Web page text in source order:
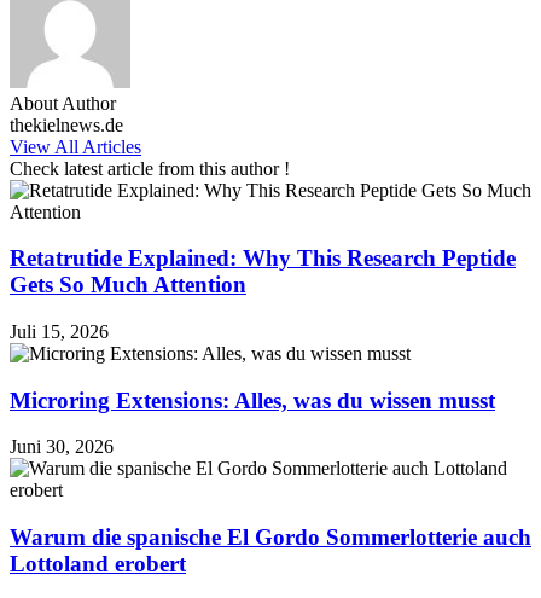
About Author
thekielnews.de
View All Articles
Check latest article from this author !
Retatrutide Explained: Why This Research Peptide
Gets So Much Attention
Juli 15, 2026
Microring Extensions: Alles, was du wissen musst
Juni 30, 2026
Warum die spanische El Gordo Sommerlotterie auch
Lottoland erobert